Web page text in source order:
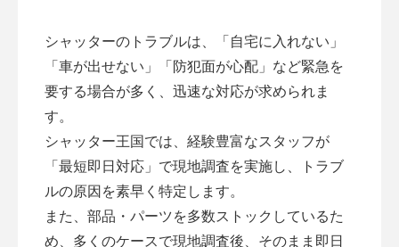
シャッターのトラブルは、「自宅に入れない」
「車が出せない」「防犯面が心配」など緊急を
要する場合が多く、迅速な対応が求められま
す。
シャッター王国では、経験豊富なスタッフが
「最短即日対応」で現地調査を実施し、トラブ
ルの原因を素早く特定します。
また、部品・パーツを多数ストックしているた
め、多くのケースで現地調査後、そのまま即日